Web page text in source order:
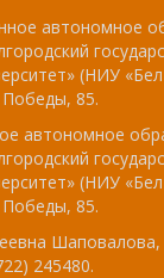
автономное
(НИУ
Победы, 85.
автономное
(НИУ
Победы, 85.
245480.